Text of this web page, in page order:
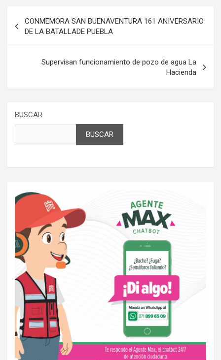
de
entradas
CONMEMORA SAN BUENAVENTURA 161 ANIVERSARIO
DE LA BATALLADE PUEBLA
Supervisan funcionamiento de pozo de agua La
Hacienda
BUSCAR
BUSCAR